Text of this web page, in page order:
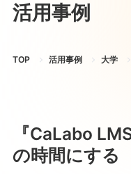
活用事例
TOP 活用事例 大学
『CaLabo
の時間にする